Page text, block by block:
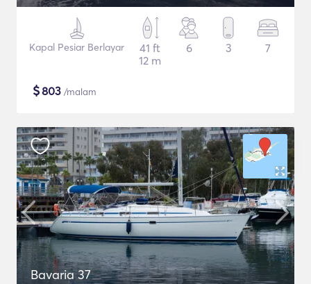
Kapal Pesiar Berlayar
41 ft
12 m
6 3 7
$803 /malam
Bavaria 37